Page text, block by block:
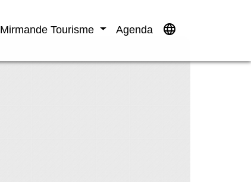
Mirmande Tourisme Agenda language